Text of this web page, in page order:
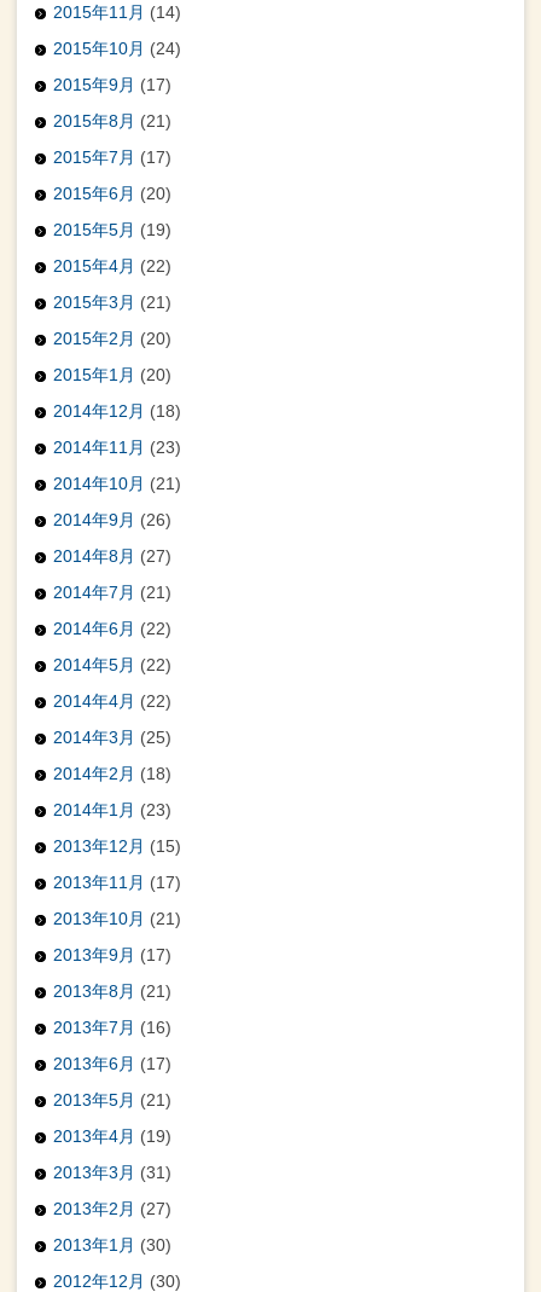
2015年11月 (14)
2015年10月 (24)
2015年9月 (17)
2015年8月 (21)
2015年7月 (17)
2015年6月 (20)
2015年5月 (19)
2015年4月 (22)
2015年3月 (21)
2015年2月 (20)
2015年1月 (20)
2014年12月 (18)
2014年11月 (23)
2014年10月 (21)
2014年9月 (26)
2014年8月 (27)
2014年7月 (21)
2014年6月 (22)
2014年5月 (22)
2014年4月 (22)
2014年3月 (25)
2014年2月 (18)
2014年1月 (23)
2013年12月 (15)
2013年11月 (17)
2013年10月 (21)
2013年9月 (17)
2013年8月 (21)
2013年7月 (16)
2013年6月 (17)
2013年5月 (21)
2013年4月 (19)
2013年3月 (31)
2013年2月 (27)
2013年1月 (30)
2012年12月 (30)